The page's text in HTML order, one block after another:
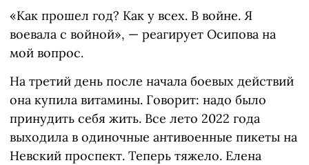
«Как прошел год? Как у всех. В войне. Я
воевала с войной», — реагирует Осипова на
мой вопрос.
На третий день после начала боевых действий
она купила витамины. Говорит: надо было
принудить себя жить. Все лето 2022 года
выходила в одиночные антивоенные пикеты на
Невский проспект. Теперь тяжело. Елена